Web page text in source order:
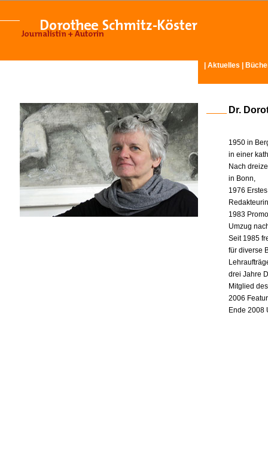
Aktuelles
Dr.
1950 in
in einer
Nach
in Bonn,
1976
1983
Umzug
Seit 1985
für diverse
drei Jahre
Mitglied
2006
Ende 2008